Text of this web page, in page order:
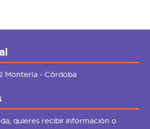
Montería - Córdoba
quieres recibir información o